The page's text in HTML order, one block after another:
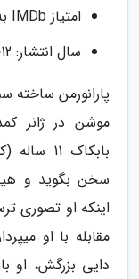
امتیاز IMDb به فیلم: 7 از 10
سال انتشار: 2012
پارانورمن
موشن در ژانر
بابکاک
سخن بگوید و
اینکه او تصوری
مقابله با او
دایی بزرگش، او